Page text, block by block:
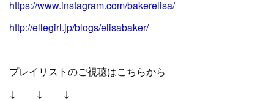
https://www.instagram.com/bakerelisa/
http://ellegirl.jp/blogs/elisabaker/
プレイリストのご視聴はこちらから
↓ ↓ ↓